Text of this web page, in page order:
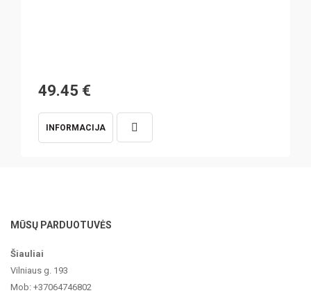
49.45 €
INFORMACIJA
MŪSŲ PARDUOTUVĖS
Šiauliai
Vilniaus g. 193
Mob: +37064746802